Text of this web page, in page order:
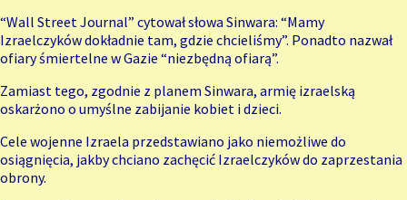
“Wall Street Journal” cytował słowa Sinwara: “Mamy
Izraelczyków dokładnie tam, gdzie chcieliśmy”. Ponadto nazwał
ofiary śmiertelne w Gazie “niezbędną ofiarą”.
Zamiast tego, zgodnie z planem Sinwara, armię izraelską
oskarżono o umyślne zabijanie kobiet i dzieci.
Cele wojenne Izraela przedstawiano jako niemożliwe do
osiągnięcia, jakby chciano zachęcić Izraelczyków do zaprzestania
obrony.